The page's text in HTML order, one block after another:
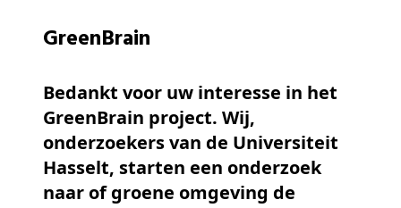
GreenBrain
Bedankt voor uw interesse in het
GreenBrain project. Wij,
onderzoekers van de Universiteit
Hasselt, starten een onderzoek
naar of groene omgeving de